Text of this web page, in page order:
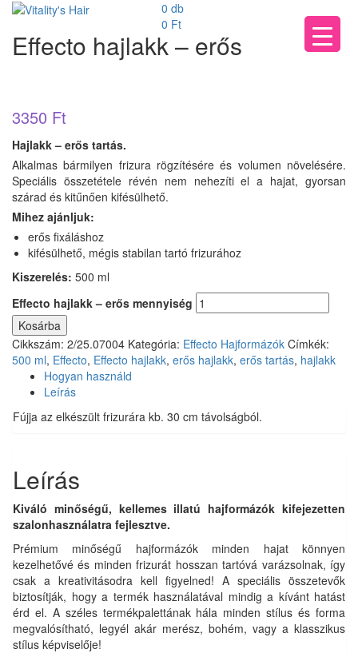
0 db
0 Ft
Effecto hajlakk – erős
3350 Ft
Hajlakk – erős tartás.
Alkalmas bármilyen frizura rögzítésére és volumen növelésére.
Speciális összetétele révén nem nehezíti el a hajat, gyorsan
szárad és kitűnően kifésülhető.
Mihez ajánljuk:
erős fixáláshoz
kifésülhető, mégis stabilan tartó frizurához
Kiszerelés: 500 ml
Effecto hajlakk – erős mennyiség
Kosárba
Cikkszám: 2/25.07004 Kategória: Effecto Hajformázók Címkék:
500 ml, Effecto, Effecto hajlakk, erős hajlakk, erős tartás, hajlakk
Hogyan használd
Leírás
Fújja az elkészült frizurára kb. 30 cm távolságból.
Leírás
Kiváló minőségű, kellemes illatú hajformázók kifejezetten
szalonhasználatra fejlesztve.
Prémium minőségű hajformázók minden hajat könnyen
kezelhetővé és minden frizurát hosszan tartóvá varázsolnak, így
csak a kreativitásodra kell figyelned! A speciális összetevők
biztosítják, hogy a termék használatával mindig a kívánt hatást
érd el. A széles termékpalettának hála minden stílus és forma
megvalósítható, legyél akár merész, bohém, vagy a klasszikus
stílus képviselője!